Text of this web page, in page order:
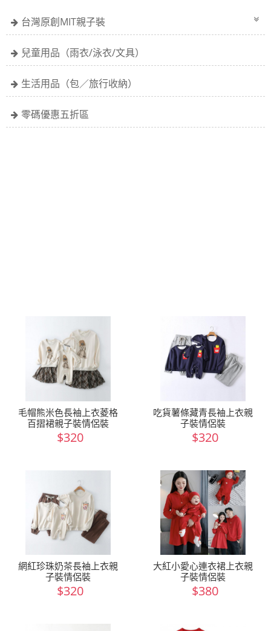
台灣原創MIT親子裝
兒童用品（雨衣/泳衣/文具）
生活用品（包／旅行收納）
零碼優惠五折區
毛帽熊米色長袖上衣菱格
百摺裙親子裝情侶裝
$320
吃貨薯條藏青長袖上衣親
子裝情侶裝
$320
網紅珍珠奶茶長袖上衣親
子裝情侶裝
$320
大紅小愛心連衣裙上衣親
子裝情侶裝
$380